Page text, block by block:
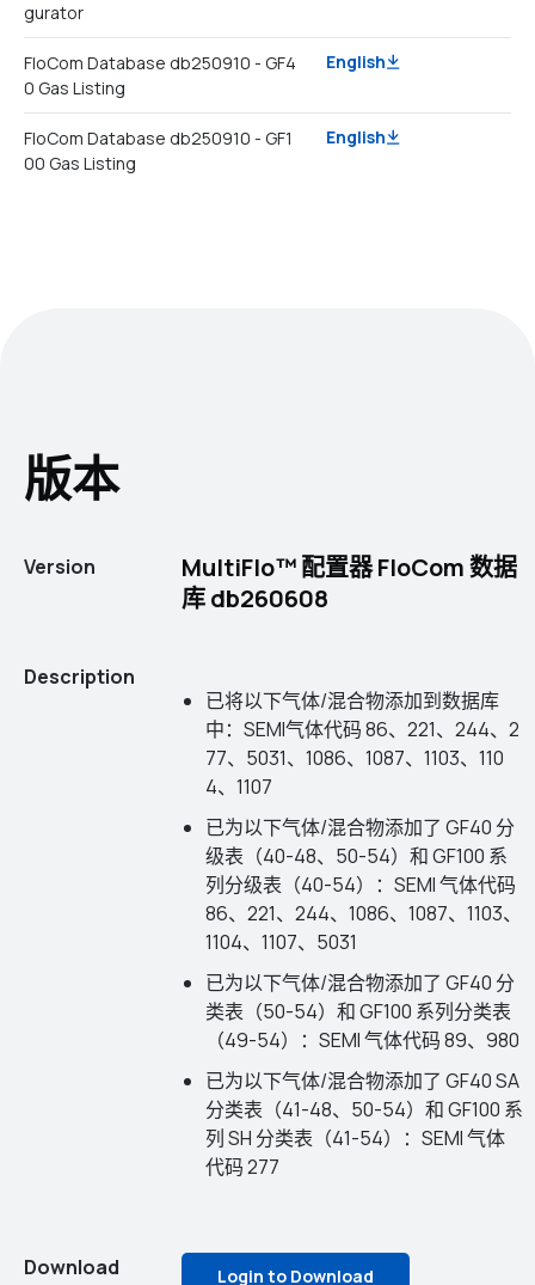
gurator
FloCom Database db250910 - GF4
0 Gas Listing
English
FloCom Database db250910 - GF1
00 Gas Listing
English
版本
Version
MultiFlo™ 配置器 FloCom 数据
库 db260608
Description
已将以下气体/混合物添加到数据库
中：SEMI气体代码 86、221、244、2
77、5031、1086、1087、1103、110
4、1107
已为以下气体/混合物添加了 GF40 分
级表（40-48、50-54）和 GF100 系
列分级表（40-54）：SEMI 气体代码
86、221、244、1086、1087、1103、
1104、1107、5031
已为以下气体/混合物添加了 GF40 分
类表（50-54）和 GF100 系列分类表
（49-54）：SEMI 气体代码 89、980
已为以下气体/混合物添加了 GF40 SA
分类表（41-48、50-54）和 GF100 系
列 SH 分类表（41-54）：SEMI 气体
代码 277
Download Login to Download